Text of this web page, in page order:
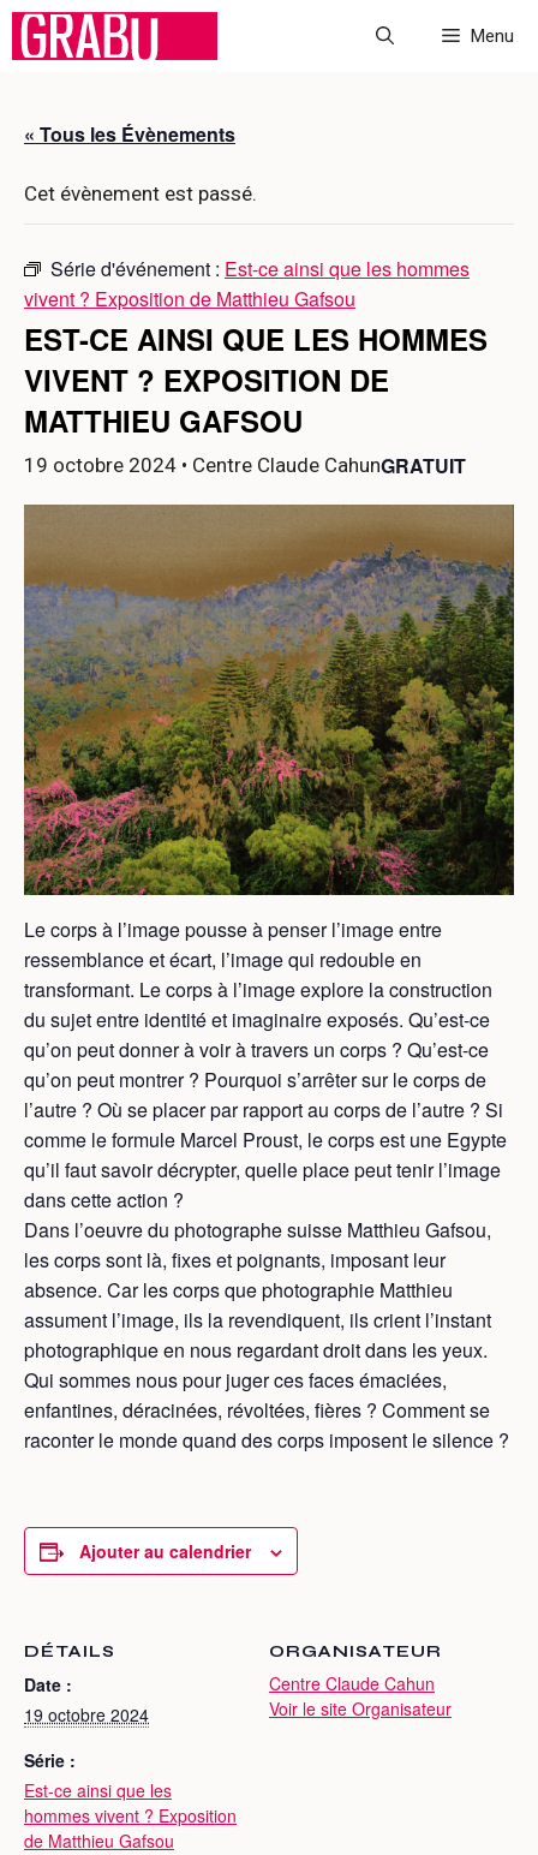
Aller
Menu
« Tous les Évènements
Cet évènement est passé.
Série d'événement : Est-ce ainsi que les hommes
vivent ? Exposition de Matthieu Gafsou
EST-CE AINSI QUE LES HOMMES
VIVENT ? EXPOSITION DE
MATTHIEU GAFSOU
19 octobre 2024 GRATUIT
• Centre Claude Cahun
Le corps à l’image pousse à penser l’image entre
ressemblance et écart, l’image qui redouble en
transformant. Le corps à l’image explore la construction
du sujet entre identité et imaginaire exposés. Qu’est-ce
qu’on peut donner à voir à travers un corps ? Qu’est-ce
qu’on peut montrer ? Pourquoi s’arrêter sur le corps de
l’autre ? Où se placer par rapport au corps de l’autre ? Si
comme le formule Marcel Proust, le corps est une Egypte
qu’il faut savoir décrypter, quelle place peut tenir l’image
dans cette action ?
Dans l’oeuvre du photographe suisse Matthieu Gafsou,
les corps sont là, fixes et poignants, imposant leur
absence. Car les corps que photographie Matthieu
assument l’image, ils la revendiquent, ils crient l’instant
photographique en nous regardant droit dans les yeux.
Qui sommes nous pour juger ces faces émaciées,
enfantines, déracinées, révoltées, fières ? Comment se
raconter le monde quand des corps imposent le silence ?
Ajouter au calendrier
DÉTAILS
Date :
19 octobre 2024
Série :
Est-ce ainsi que les
hommes vivent ? Exposition
de Matthieu Gafsou
ORGANISATEUR
Centre Claude Cahun
Voir le site Organisateur